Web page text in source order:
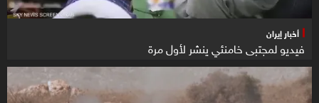
أخبار إيران
فيديو لمجتبى خامنئي ينشر لأول مرة